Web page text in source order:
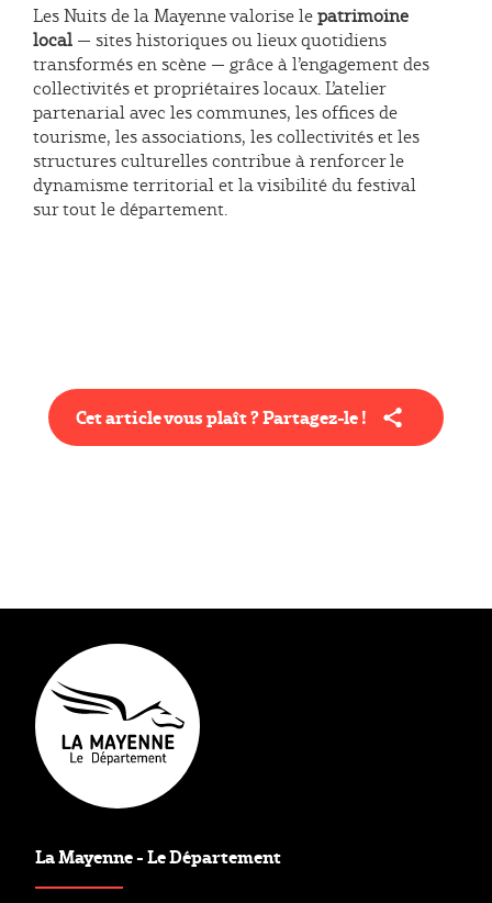
Les Nuits de la Mayenne valorise lepatrimoine
local — sites historiques ou lieux quotidiens
transformés en scène — grâce à l’engagement des
collectivités et propriétaires locaux. L’atelier
partenarial avec les communes, les offices de
tourisme, les associations, les collectivités et les
structures culturelles contribue à renforcer le
dynamisme territorial et la visibilité du festival
sur tout le département.
Cet article vous plaît ? Partagez-le !
La Mayenne - Le Département